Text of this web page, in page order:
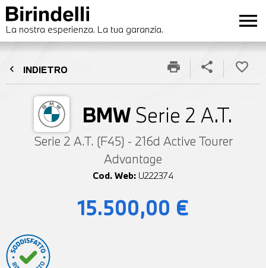
La nostra esperienza. La tua garanzia. menu
chevron_left INDIETRO
BMW Serie 2 A.T.
Serie 2 A.T. (F45) - 216d Active Tourer
Advantage
Cod. Web: U222374
print share favorite_border
15.500,00 €